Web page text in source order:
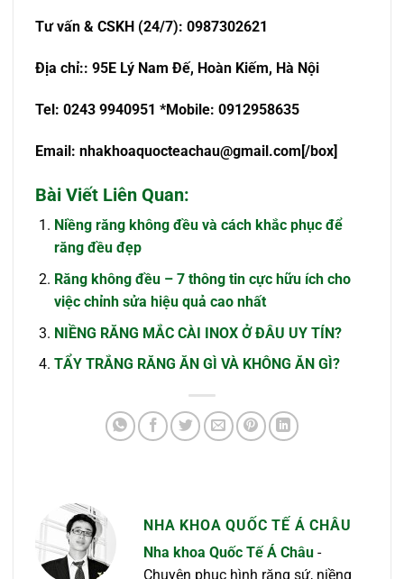
Tưvấn & CSKH (24/7): 0987302621
Địa chỉ:: 95E Lý Nam Đế, Hoàn Kiếm, Hà Nội
Tel: 0243 9940951 *Mobile: 0912958635
Email: nhakhoaquocteachau@gmail.com [/box]
Bài Viết Liên Quan:
Niềng răng không đều và cách khắc phục để
răng đều đẹp
Răng không đều – 7 thông tin cực hữu ích cho
việc chỉnh sửa hiệu quả cao nhất
NIỀNG RĂNG MẮC CÀI INOX Ở ĐÂU UY TÍN?
TẨY TRẮNG RĂNG ĂN GÌ VÀ KHÔNG ĂN GÌ?
NHA KHOA QUỐC TẾ Á CHÂU
Nha khoa Quốc Tế Á Châu -
Chuyên phục hình răng sứ, niềng